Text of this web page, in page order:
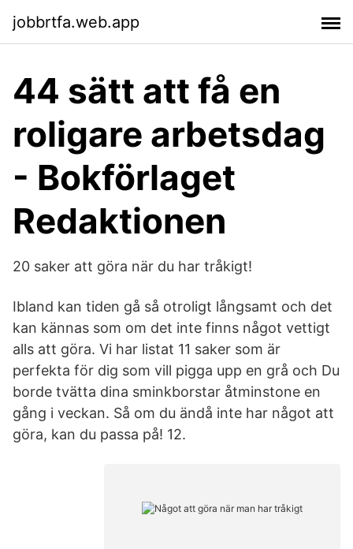
jobbrtfa.web.app
44 sätt att få en
roligare arbetsdag
- Bokförlaget
Redaktionen
20 saker att göra när du har tråkigt!
Ibland kan tiden gå så otroligt långsamt och det
kan kännas som om det inte finns något vettigt
alls att göra. Vi har listat 11 saker som är
perfekta för dig som vill pigga upp en grå och Du
borde tvätta dina sminkborstar åtminstone en
gång i veckan. Så om du ändå inte har något att
göra, kan du passa på! 12.